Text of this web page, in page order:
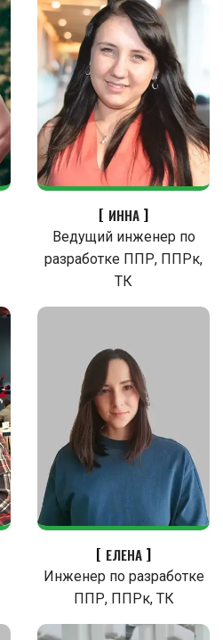
ИННА
Ведущий инженер по
разработке ППР, ППРк,
ТК
ЕЛЕНА
Инженер по разработке
ППР, ППРк, ТК